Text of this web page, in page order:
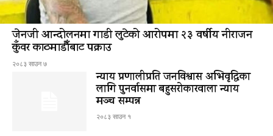
जेनजी आन्दोलनमा गाडी लुटेको आरोपमा २३ वर्षीय नीराजन
कुँवर काठमाडौँबाट पक्राउ
२०८३ साउन ७
न्याय प्रणालीप्रति जनविश्वास अभिवृद्धिका
लागि पुनर्वासमा बहुसरोकारवाला न्याय
मञ्च सम्पन्न
२०८३ साउन १